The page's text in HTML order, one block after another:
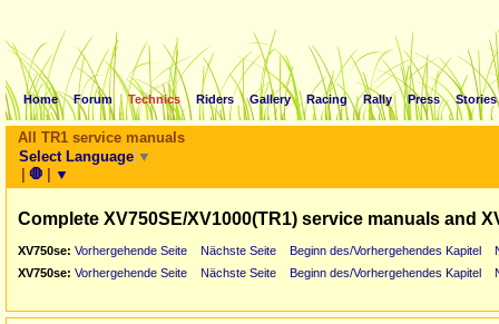
Home Forum Technics Riders Gallery Racing Rally Press Stories
All TR1 service manuals
Select Language ▼
| 🛑 | ▼
Complete XV750SE/XV1000(TR1) service manuals and
XV750se: Vorhergehende Seite Nächste Seite Beginn des/Vorhergehendes Kapitel
XV750se: Vorhergehende Seite Nächste Seite Beginn des/Vorhergehendes Kapitel